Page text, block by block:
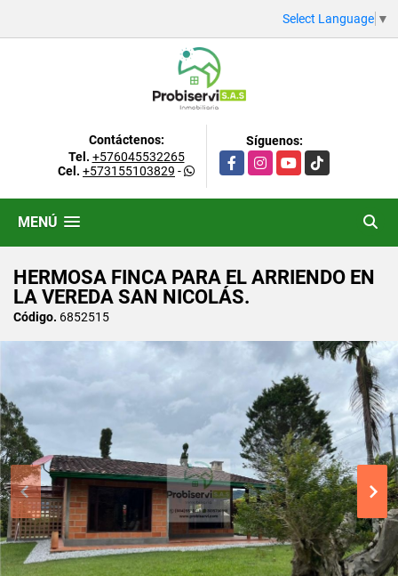
Select Language ▼
Contáctenos:
Tel. +576045532265
Cel. +573155103829 -
Síguenos:
FacebookInstagramYouTubeTikTok
MENÚ
HERMOSA FINCA PARA EL ARRIENDO EN
LA VEREDA SAN NICOLÁS.
Código. 6852515